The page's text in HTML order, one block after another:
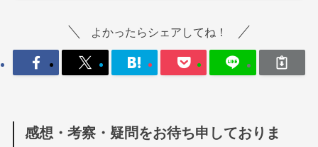
よかったらシェアしてね！
感想・考察・疑問をお待ち申しておりま